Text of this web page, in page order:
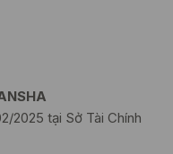
2025 tại Sở Tài Chính